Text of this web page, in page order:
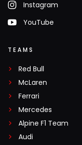
Instagram
YouTube
TEAMS
Red Bull
McLaren
Ferrari
Mercedes
Alpine F1 Team
Audi